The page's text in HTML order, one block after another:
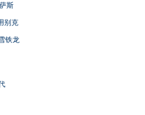
斯
别克
铁龙